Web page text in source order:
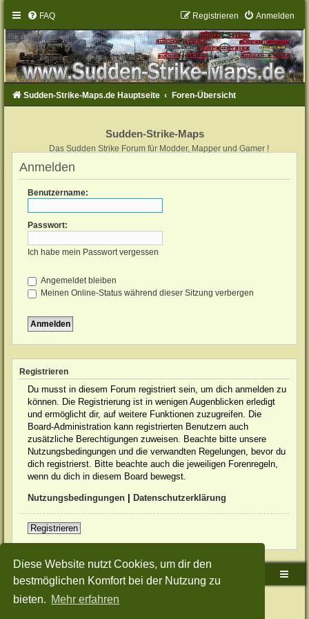
Diese Website nutzt Cookies, um dir den
bestmöglichen Komfort bei der Nutzung zu
bieten. Mehr erfahren
FAQ Anmelden
Registrieren
Sudden-Strike-Maps.de Hauptseite Foren-Übersicht
Sudden-Strike-Maps
Das Sudden Strike Forum für Modder, Mapper und Gamer !
Anmelden
Benutzername:
Passwort:
Ich habe mein Passwort vergessen
Angemeldet bleiben
Meinen Online-Status während dieser Sitzung verbergen
Registrieren
Du musst in diesem Forum registriert sein, um dich anmelden zu
können. Die Registrierung ist in wenigen Augenblicken erledigt
und ermöglicht dir, auf weitere Funktionen zuzugreifen. Die
Board-Administration kann registrierten Benutzern auch
zusätzliche Berechtigungen zuweisen. Beachte bitte unsere
Nutzungsbedingungen und die verwandten Regelungen, bevor du
dich registrierst. Bitte beachte auch die jeweiligen Forenregeln,
wenn du dich in diesem Board bewegst.
Nutzungsbedingungen Datenschutzerklärung
Registrieren
Sudden-Strike-Maps.de Hauptseite Foren-Übersicht
Powered byphpBB® Forum Software © phpBB Limited